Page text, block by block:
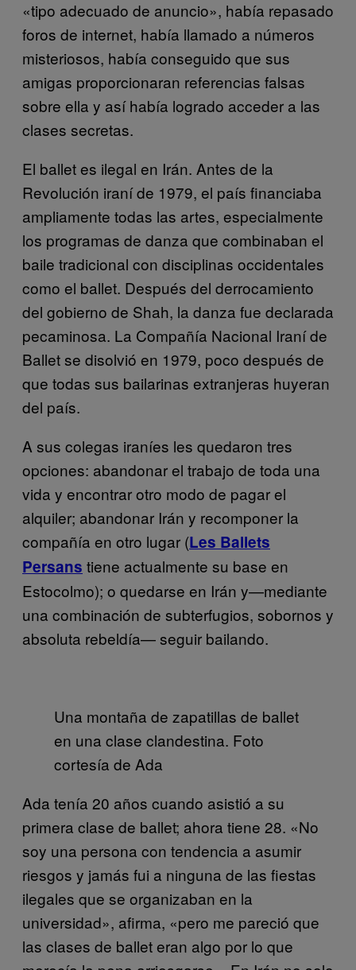
«tipo adecuado de anuncio», había repasado
foros de internet, había llamado a números
misteriosos, había conseguido que sus
amigas proporcionaran referencias falsas
sobre ella y así había logrado acceder a las
clases secretas.
El ballet es ilegal en Irán. Antes de la
Revolución iraní de 1979, el país financiaba
ampliamente todas las artes, especialmente
los programas de danza que combinaban el
baile tradicional con disciplinas occidentales
como el ballet. Después del derrocamiento
del gobierno de Shah, la danza fue declarada
pecaminosa. La Compañía Nacional Iraní de
Ballet se disolvió en 1979, poco después de
que todas sus bailarinas extranjeras huyeran
del país.
A sus colegas iraníes les quedaron tres
opciones: abandonar el trabajo de toda una
vida y encontrar otro modo de pagar el
alquiler; abandonar Irán y recomponer la
compañía en otro lugar (Les Ballets
Persans tiene actualmente su base en
Estocolmo); o quedarse en Irán y—mediante
una combinación de subterfugios, sobornos y
absoluta rebeldía— seguir bailando.
Una montaña de zapatillas de ballet
en una clase clandestina. Foto
cortesía de Ada
Ada tenía 20 años cuando asistió a su
primera clase de ballet; ahora tiene 28. «No
soy una persona con tendencia a asumir
riesgos y jamás fui a ninguna de las fiestas
ilegales que se organizaban en la
universidad», afirma, «pero me pareció que
las clases de ballet eran algo por lo que